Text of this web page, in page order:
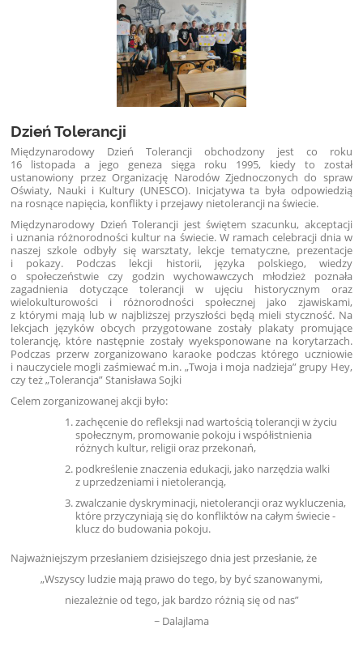
Dzień Tolerancji
Międzynarodowy Dzień Tolerancji obchodzony jest co roku
16 listopada a jego geneza sięga roku 1995, kiedy to został
ustanowiony przez Organizację Narodów Zjednoczonych do spraw
Oświaty, Nauki i Kultury (UNESCO). Inicjatywa ta była odpowiedzią
na rosnące napięcia, konflikty i przejawy nietolerancji na świecie.
Międzynarodowy Dzień Tolerancji jest świętem szacunku, akceptacji
i uznania różnorodności kultur na świecie. W ramach celebracji dnia w
naszej szkole odbyły się warsztaty, lekcje tematyczne, prezentacje
i pokazy. Podczas lekcji historii, języka polskiego, wiedzy
o społeczeństwie czy godzin wychowawczych młodzież poznała
zagadnienia dotyczące tolerancji w ujęciu historycznym oraz
wielokulturowości i różnorodności społecznej jako zjawiskami,
z którymi mają lub w najbliższej przyszłości będą mieli styczność. Na
lekcjach języków obcych przygotowane zostały plakaty promujące
tolerancję, które następnie zostały wyeksponowane na korytarzach.
Podczas przerw zorganizowano karaoke podczas którego uczniowie
i nauczyciele mogli zaśmiewać m.in. „Twoja i moja nadzieja” grupy Hey,
czy też „Tolerancja” Stanisława Sojki
Celem zorganizowanej akcji było:
zachęcenie do refleksji nad wartością tolerancji w życiu
społecznym, promowanie pokoju i współistnienia
różnych kultur, religii oraz przekonań,
podkreślenie znaczenia edukacji, jako narzędzia walki
z uprzedzeniami i nietolerancją,
zwalczanie dyskryminacji, nietolerancji oraz wykluczenia,
które przyczyniają się do konfliktów na całym świecie -
klucz do budowania pokoju.
Najważniejszym przesłaniem dzisiejszego dnia jest przesłanie, że
„Wszyscy ludzie mają prawo do tego, by być szanowanymi,
niezależnie od tego, jak bardzo różnią się od nas”
~ Dalajlama